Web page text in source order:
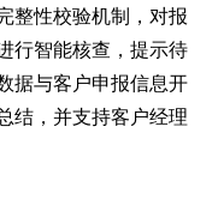
整性校验机制，对报
行智能核查，提示待
据与客户申报信息开
结，并支持客户经理